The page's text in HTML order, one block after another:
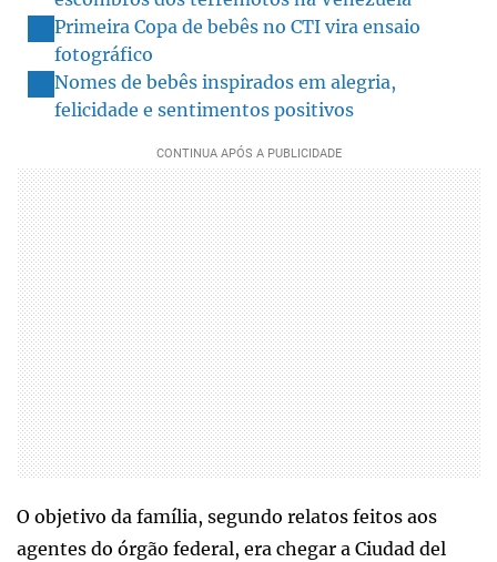
Primeira Copa de bebês no CTI vira ensaio
fotográfico
Nomes de bebês inspirados em alegria,
felicidade e sentimentos positivos
O objetivo da família, segundo relatos feitos aos
agentes do órgão federal, era chegar a Ciudad del